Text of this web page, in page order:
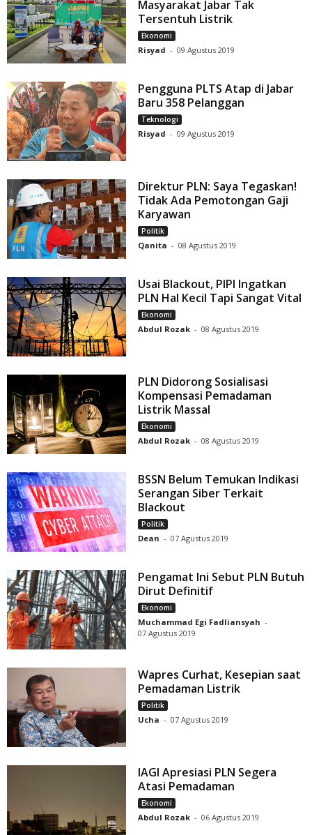
Masyarakat Jabar Tak
Tersentuh Listrik
Ekonomi
Risyad - 09 Agustus 2019
Pengguna PLTS Atap di Jabar
Baru 358 Pelanggan
Teknologi
Risyad - 09 Agustus 2019
Direktur PLN: Saya Tegaskan!
Tidak Ada Pemotongan Gaji
Karyawan
Politik
Qanita - 08 Agustus 2019
Usai Blackout, PIPI Ingatkan
PLN Hal Kecil Tapi Sangat Vital
Ekonomi
Abdul Rozak - 08 Agustus 2019
PLN Didorong Sosialisasi
Kompensasi Pemadaman
Listrik Massal
Ekonomi
Abdul Rozak - 08 Agustus 2019
BSSN Belum Temukan Indikasi
Serangan Siber Terkait
Blackout
Politik
Dean - 07 Agustus 2019
Pengamat Ini Sebut PLN Butuh
Dirut Definitif
Ekonomi
Muchammad Egi Fadliansyah -
07 Agustus 2019
Wapres Curhat, Kesepian saat
Pemadaman Listrik
Politik
Ucha - 07 Agustus 2019
IAGI Apresiasi PLN Segera
Atasi Pemadaman
Ekonomi
Abdul Rozak - 06 Agustus 2019